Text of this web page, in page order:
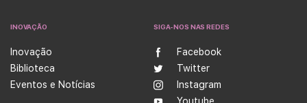
INOVAÇÃO
Inovação
Biblioteca
Eventos e Notícias
SIGA-NOS NAS REDES
Facebook
Twitter
Instagram